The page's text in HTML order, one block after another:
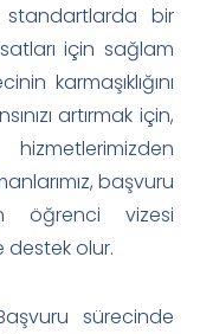
standartlarda bir
için sağlam
karmaşıklığını
artırmak için,
başvuru
öğrenci vizesi
destek olur.
sürecinde